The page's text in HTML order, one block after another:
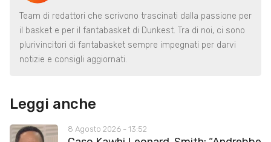
Team di redattori che scrivono trascinati dalla passione per
il basket e per il fantabasket di Dunkest. Tra di noi, ci sono
plurivincitori di fantabasket sempre impegnati per darvi
notizie e consigli aggiornati.
Leggi anche
8 Agosto 2026 - 13:52